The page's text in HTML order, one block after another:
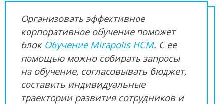
Организовать эффективное
корпоративное обучение поможет
блок Обучение Mirapolis HCM. С ее
помощью можно собирать запросы
на обучение, согласовывать бюджет,
составить индивидуальные
траектории развития сотрудников и